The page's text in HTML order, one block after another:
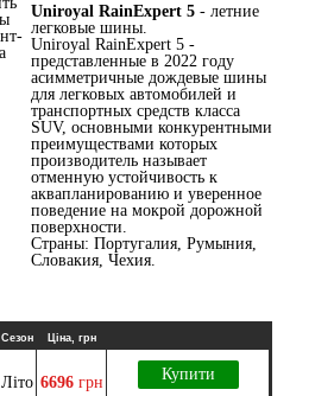
Uniroyal RainExpert 5 - летние
легковые шины.
Uniroyal RainExpert 5 -
представленные в 2022 году
асимметричные дождевые шины
для легковых автомобилей и
транспортных средств класса
SUV, основными конкурентными
преимуществами которых
производитель называет
отменную устойчивость к
аквапланированию и уверенное
поведение на мокрой дорожной
поверхности.
Страны: Португалия, Румыния,
Словакия, Чехия.
Сезон Ціна, грн
Літо 6696 грн Купити